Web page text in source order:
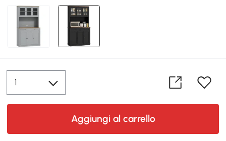
Aggiungi al carrello